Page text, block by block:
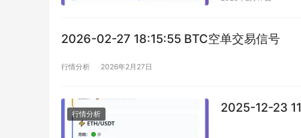
2026-02-27 18:15:55 BTC空单交易信号
行情分析 2026年2月27日
行情分析 2025-12-23